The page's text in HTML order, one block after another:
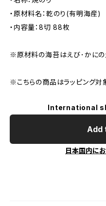
・原材料名：乾のり(有明海産)
・内容量：8切 88枚
※原材料の海苔はえび･かにの
※こちらの商品はラッピング対
International
Add
日本国内に